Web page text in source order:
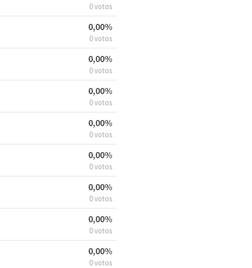
0 votos
0,00%
0 votos
0,00%
0 votos
0,00%
0 votos
0,00%
0 votos
0,00%
0 votos
0,00%
0 votos
0,00%
0 votos
0,00%
0 votos